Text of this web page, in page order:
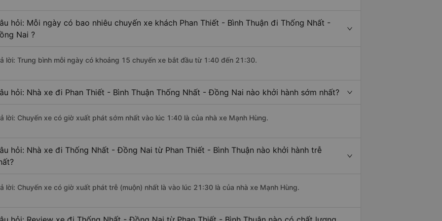
hỏi: Mỗi ngày có bao nhiêu chuyến xe khách Phan Thiết - Bình Thuận đi Thống Nhất -
Nai ?
lời: Trung bình mỗi ngày có khoảng 15 chuyến xe bắt đầu từ 1:40 đến 21:30.
hỏi: Nhà xe đi Phan Thiết - Bình Thuận Thống Nhất - Đồng Nai nào khởi hành sớm nhất?
lời: Chuyến xe có giờ xuất phát sớm nhất vào lúc 1:40 là của nhà xe Mạnh Hùng.
hỏi: Nhà xe đi Thống Nhất - Đồng Nai từ Phan Thiết - Bình Thuận nào khởi hành trễ
lời: Chuyến xe có giờ xuất phát trễ (muộn) nhất là vào lúc 21:30 là của nhà xe Mạnh Hùng.